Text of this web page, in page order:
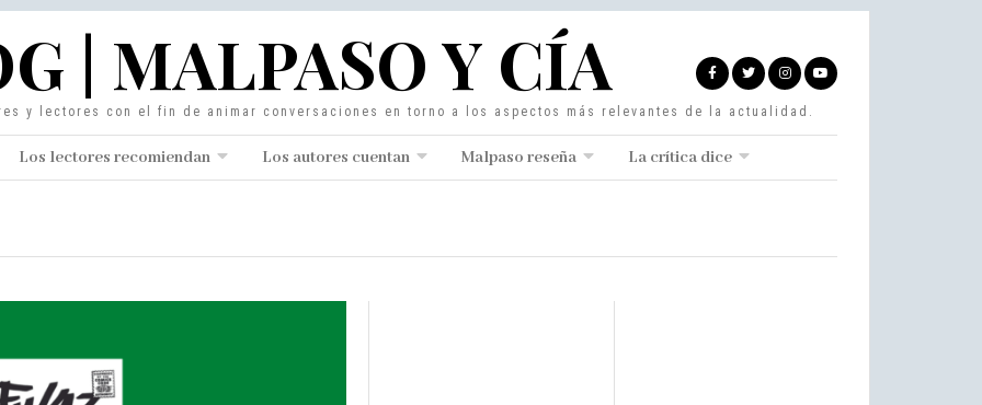
| MALPASO Y CÍA
y lectores con el fin de animar conversaciones en torno a los aspectos más relevantes de la actualidad.
Los lectores recomiendan Los autores cuentan Malpaso reseña La crítica dice